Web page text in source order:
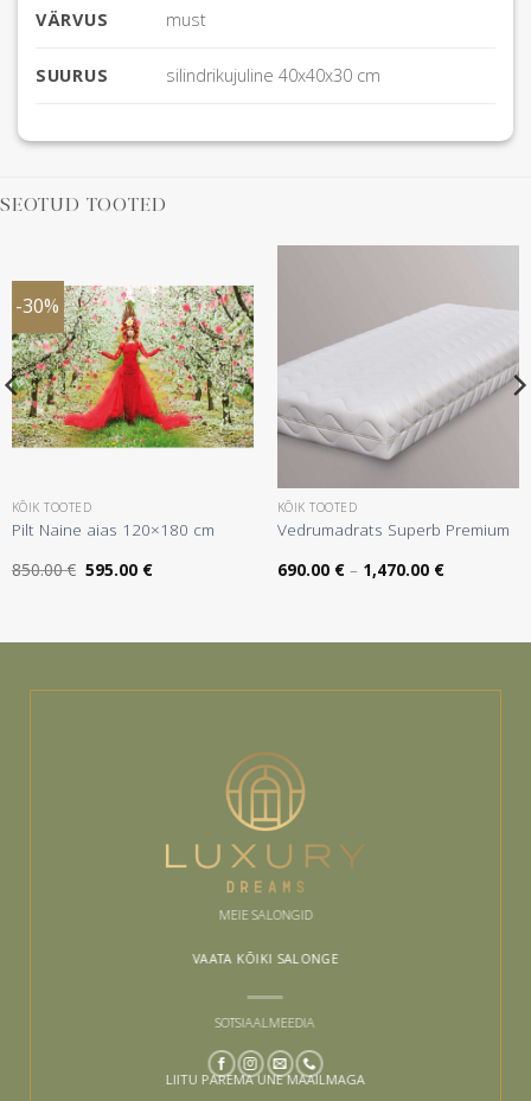
VÄRVUS must
SUURUS silindrikujuline 40x40x30 cm
SEOTUD TOOTED
-30%
KÕIK TOOTED
Pilt Naine aias 120×180 cm
850.00€ Algne
595.00 €Praegune
KÕIK TOOTED
Vedrumadrats Superb Premium
690.00 € – 1,470.00 €
MEIE SALONGID
VAATA KÕIKI SALONGE
SOTSIAALMEEDIA
LIITU PAREMA UNE MAAILMAGA